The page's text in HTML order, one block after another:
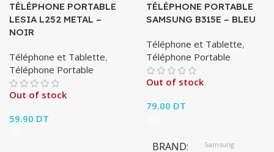
TÉLÉPHONE PORTABLE
LESIA L252 METAL –
NOIR
Téléphone et Tablette,
Téléphone Portable
Out of stock
59.90 DT
TÉLÉPHONE PORTABLE
SAMSUNG B315E – BLEU
Téléphone et Tablette,
Téléphone Portable
Out of stock
79.00 DT
BRAND Samsung